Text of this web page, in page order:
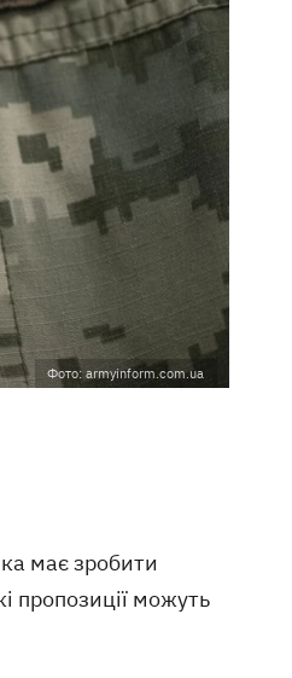
Фото: armyinform.com.ua
має зробити
пропозиції можуть